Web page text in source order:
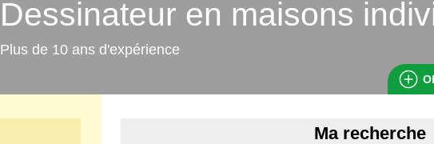
Dessinateur en maisons
Plus de 10 ans d'expérience
Ma recherche